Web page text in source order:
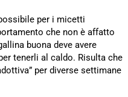
per i micetti
che non è affatto
buona deve avere
tenerli al caldo. Risulta che
per diverse settimane